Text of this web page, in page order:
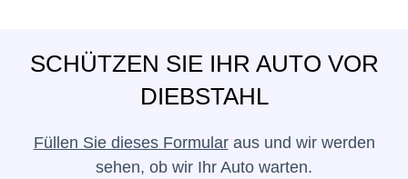
SCHÜTZEN SIE IHR AUTO VOR
DIEBSTAHL
Füllen Sie dieses Formularaus und wir werden
sehen, ob wir Ihr Auto warten.